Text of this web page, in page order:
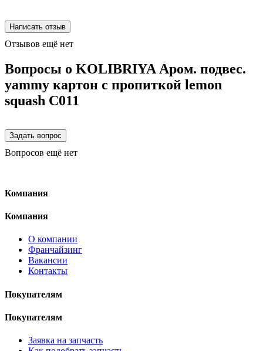
Отзывов ещё нет
Вопросы о KOLIBRIYA Аром. подвес.
yammy картон с пропиткой lemon
squash C011
Вопросов ещё нет
Компания
Компания
О компании
Франчайзинг
Вакансии
Контакты
Покупателям
Покупателям
Заявка на запчасть